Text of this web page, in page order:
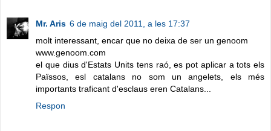
Mr. Aris 6 de maig del 2011, a les 17:37
molt interessant, encar que no deixa de ser un genoom
www.genoom.com
el que dius d'Estats Units tens raó, es pot aplicar a tots els
Païssos, esl catalans no som un angelets, els més
importants traficant d'esclaus eren Catalans...
Respon